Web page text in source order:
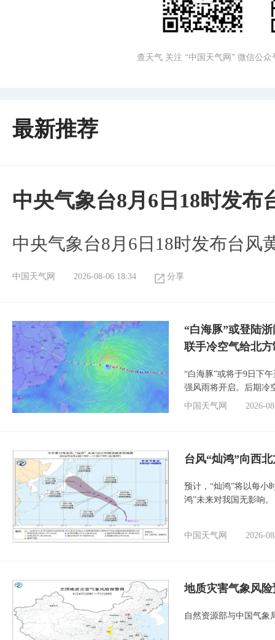
查天气 关注 “中国天气网” 微信公众
最新推荐
中央气象台8月6日18时发布
中央气象台8月6日18时发布台风
中国天气网 2026-08-06 18:34 分享
“白海豚”或登陆
联手冷空气给北
“白海豚”或将于9日下
强风雨将开启。后期冷
中国天气网
2026-
台风“灿鸿”向西
预计，“灿鸿”将以每小
鸿”未来对我国无影响。
中国天气网 2026-
地质灾害气象风
自然资源部与中国气象